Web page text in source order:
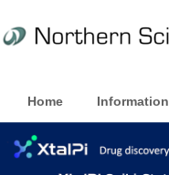
Home Information